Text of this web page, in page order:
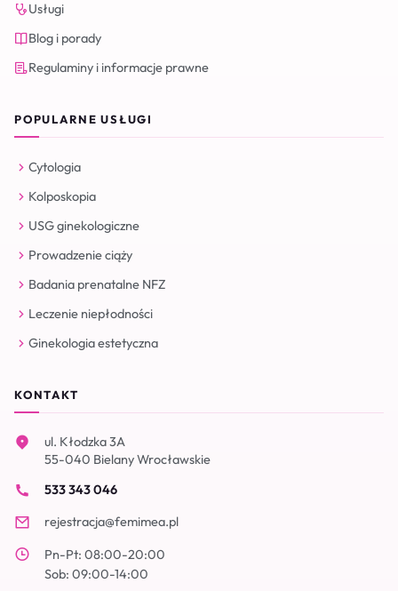
Usługi
Blog i porady
Regulaminy i informacje prawne
POPULARNE USŁUGI
Cytologia
Kolposkopia
USG ginekologiczne
Prowadzenie ciąży
Badania prenatalne NFZ
Leczenie niepłodności
Ginekologia estetyczna
KONTAKT
ul. Kłodzka 3A
55-040 Bielany Wrocławskie
533 343 046
rejestracja@femimea.pl
Pn-Pt: 08:00-20:00
Sob: 09:00-14:00